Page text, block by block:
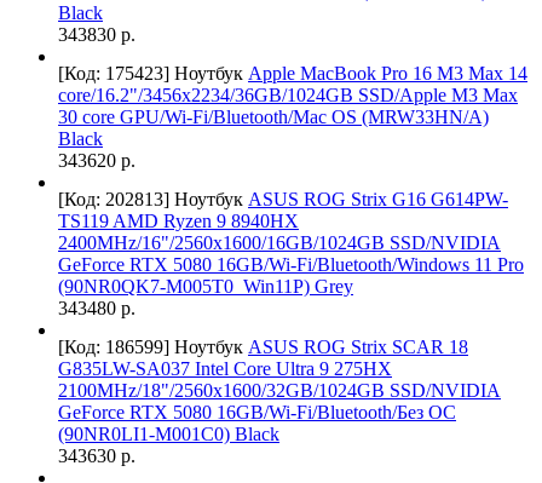
Black
343830 р.
[Код: 175423] Ноутбук Apple MacBook Pro 16 M3 Max 14
core/16.2"/3456x2234/36GB/1024GB SSD/Apple M3 Max
30 core GPU/Wi-Fi/Bluetooth/Mac OS (MRW33HN/A)
Black
343620 р.
[Код: 202813] Ноутбук ASUS ROG Strix G16 G614PW-
TS119 AMD Ryzen 9 8940HX
2400MHz/16"/2560х1600/16GB/1024GB SSD/NVIDIA
GeForce RTX 5080 16GB/Wi-Fi/Bluetooth/Windows 11 Pro
(90NR0QK7-M005T0_Win11P) Grey
343480 р.
[Код: 186599] Ноутбук ASUS ROG Strix SCAR 18
G835LW-SA037 Intel Core Ultra 9 275HX
2100MHz/18"/2560х1600/32GB/1024GB SSD/NVIDIA
GeForce RTX 5080 16GB/Wi-Fi/Bluetooth/Без ОС
(90NR0LI1-M001C0) Black
343630 р.